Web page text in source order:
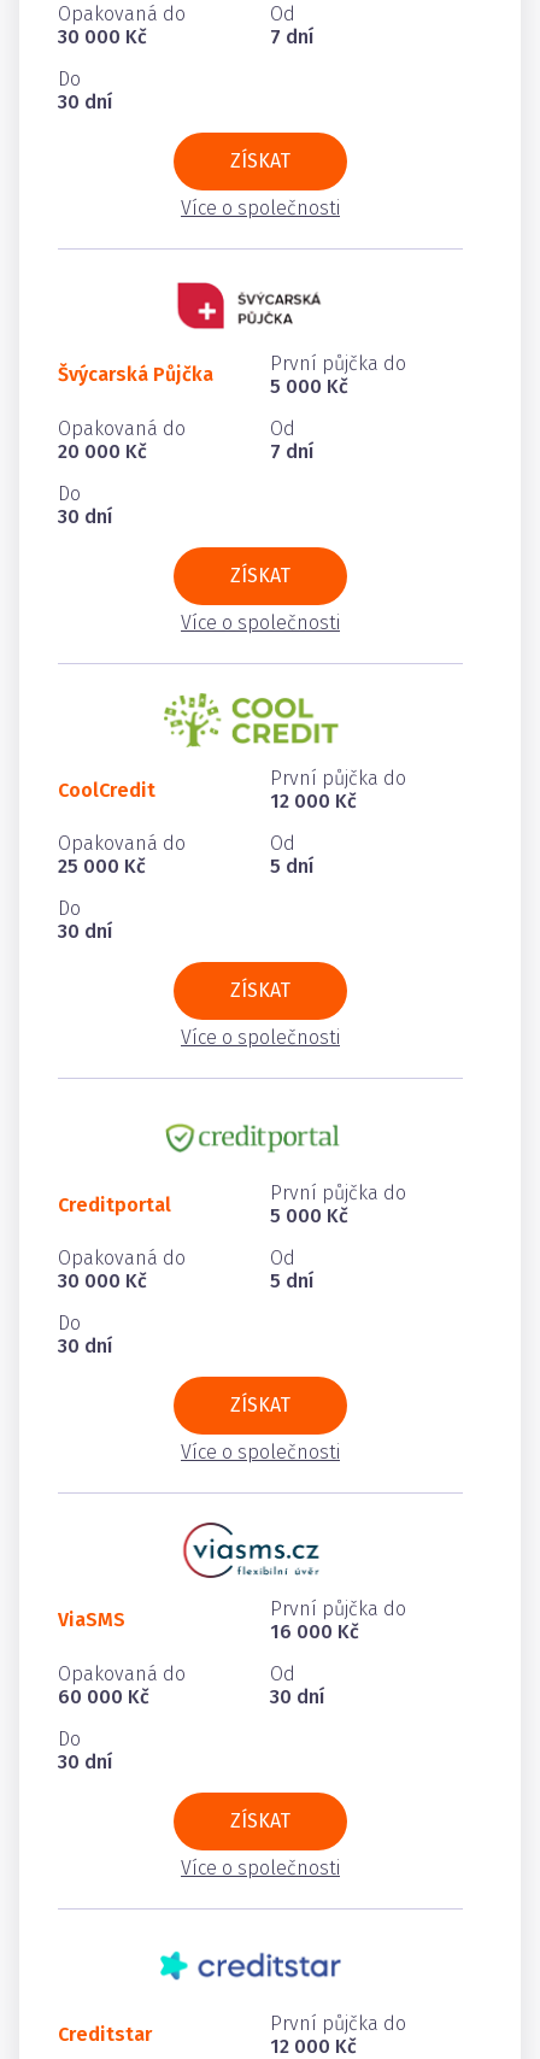
Opakovaná do
30 000 Kč
Od
7 dní
Do
30 dní
ZÍSKAT
Více o společnosti
Švýcarská Půjčka
První půjčka do
5 000 Kč
Opakovaná do
20 000 Kč
Od
7 dní
Do
30 dní
ZÍSKAT
Více o společnosti
CoolCredit
První půjčka do
12 000 Kč
Opakovaná do
25 000 Kč
Od
5 dní
Do
30 dní
ZÍSKAT
Více o společnosti
Creditportal
První půjčka do
5 000 Kč
Opakovaná do
30 000 Kč
Od
5 dní
Do
30 dní
ZÍSKAT
Více o společnosti
ViaSMS
První půjčka do
16 000 Kč
Opakovaná do
60 000 Kč
Od
30 dní
Do
30 dní
ZÍSKAT
Více o společnosti
Creditstar
První půjčka do
12 000 Kč